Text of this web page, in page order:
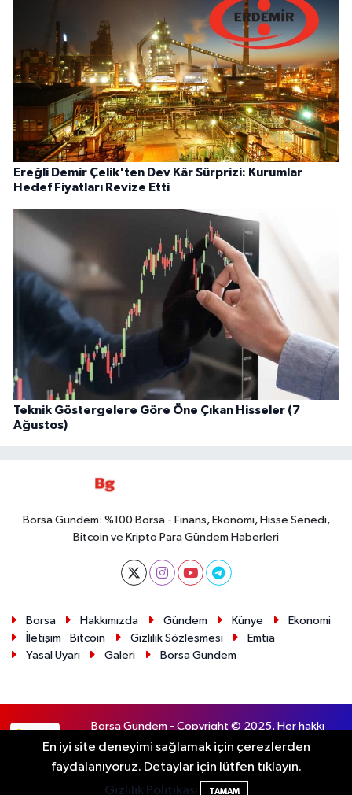
Ereğli Demir Çelik'ten Dev Kâr Sürprizi: Kurumlar
Hedef Fiyatları Revize Etti
Teknik Göstergelere Göre Öne Çıkan Hisseler (7
Ağustos)
Borsa Gundem: %100 Borsa - Finans, Ekonomi, Hisse Senedi,
Bitcoin ve Kripto Para Gündem Haberleri
Borsa Hakkımızda Gündem Künye
Ekonomi
İletişim
Bitcoin Gizlilik Sözleşmesi
Emtia
Yasal Uyarı
Galeri Borsa Gundem
Borsa Gundem - Copyright © 2025. Her hakkı
saklıdır.
Haber Yazılımı:TE Bilişim
En iyi site deneyimi sağlamak için çerezlerden
faydalanıyoruz. Detaylar için lütfen tıklayın.
Gizlilik Politikası
TAMAM